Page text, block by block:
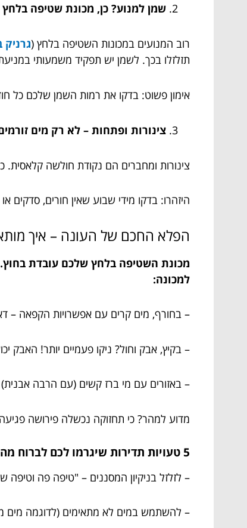
שמן למנוע? כן, מכונת שטיפה בלחץ
רוב המנועים במכונות השטיפה בלחץ (
תזלזלו בכך. לשמן יש תפקיד משמעותי
אימון פשוט: בדקו את רמות השמן שלכם כל
צינורות ופתחות – לא רק מים
צינורות ומחברים הם נקודת חולשה קלאסית. כל
היזהרו: בדקו מידי שבוע שאין חורים, סדקים
הפלא החכם של העונה – איך
מכונת השטיפה בלחץ שלכם עובדת
למכונה:
– בחורף, מים קרים עם אפשרויות הקפאה –
– בקיץ, אבק וחול? ניקו פעמיים יותר! האבק
– באזורים עם מי ברז קשים (עם הרבה אבנית)
מדוע למהר? כי תחזוקה נכשלה פירושה
5 טעויות תדירות שיגרמו לכם לברוח מהמכונה – איך להימנע!
– לזלזל בניקיון המסננים – "טיפה פה וטיפה
– להשתמש במים לא מתאימים (לדוגמה מים